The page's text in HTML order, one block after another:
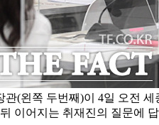
(왼쪽 두번째)이 4일 오전
이어지는 취재진의 질문에